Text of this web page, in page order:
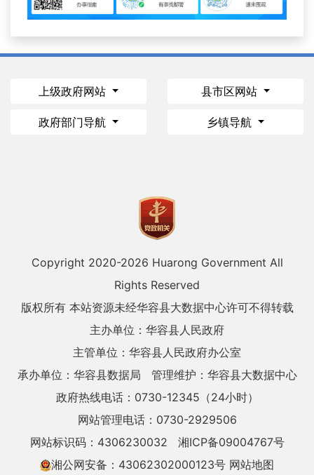
上级政府网站 县市区网站
政府部门导航 乡镇导航
Copyright 2020-2026 Huarong Government All
Rights Reserved
版权所有 本站资源未经华容县大数据中心许可不得转载
主办单位：华容县人民政府
主管单位：华容县人民政府办公室
承办单位：华容县数据局
管理维护：华容县大数据中心
政府热线电话：0730-12345（24小时）
网站管理电话：0730-2929506
网站标识码：4306230032
湘ICP备09004767号
湘公网安备：43062302000123号 网站地图